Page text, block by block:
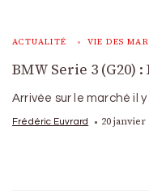
ACTUALITÉ VIE DES
BMW Serie 3 (G20)
Arrivée sur le marché il
Frédéric Euvrard 20 janvier